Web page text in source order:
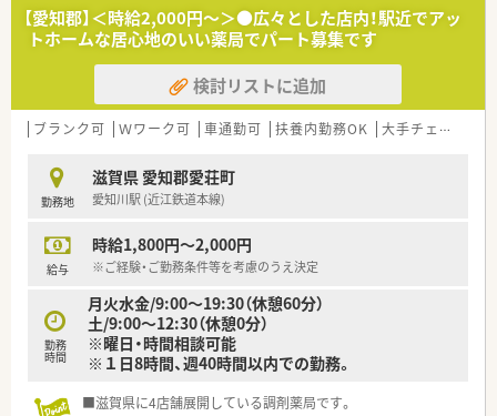
【愛知郡】＜時給2,000円～＞●広々とした店内！駅近でアッ
トホームな居心地のいい薬局でパート募集です
検討リストに追加
ブランク可 Ｗワーク可 車通勤可 扶養内勤務OK 大手チェーン以外
勤務地
滋賀県 愛知郡愛荘町
愛知川駅 (近江鉄道本線)
給与
時給1,800円～2,000円
※ご経験・ご勤務条件等を考慮のうえ決定
勤務
時間
月火水金/9:00～19:30（休憩60分）
土/9:00～12:30（休憩0分）
※曜日・時間相談可能
※１日8時間、週40時間以内での勤務。
■滋賀県に4店舗展開している調剤薬局です。